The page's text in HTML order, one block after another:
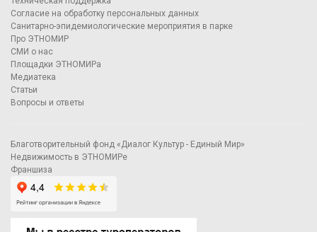
Согласие на обработку персональных данных
Санитарно-эпидемиологические мероприятия в парке
Про ЭТНОМИР
СМИ о нас
Площадки ЭТНОМИРа
Медиатека
Статьи
Вопросы и ответы
Благотворительный фонд «Диалог Культур - Единый Мир»
Недвижимость в ЭТНОМИРе
Франшиза